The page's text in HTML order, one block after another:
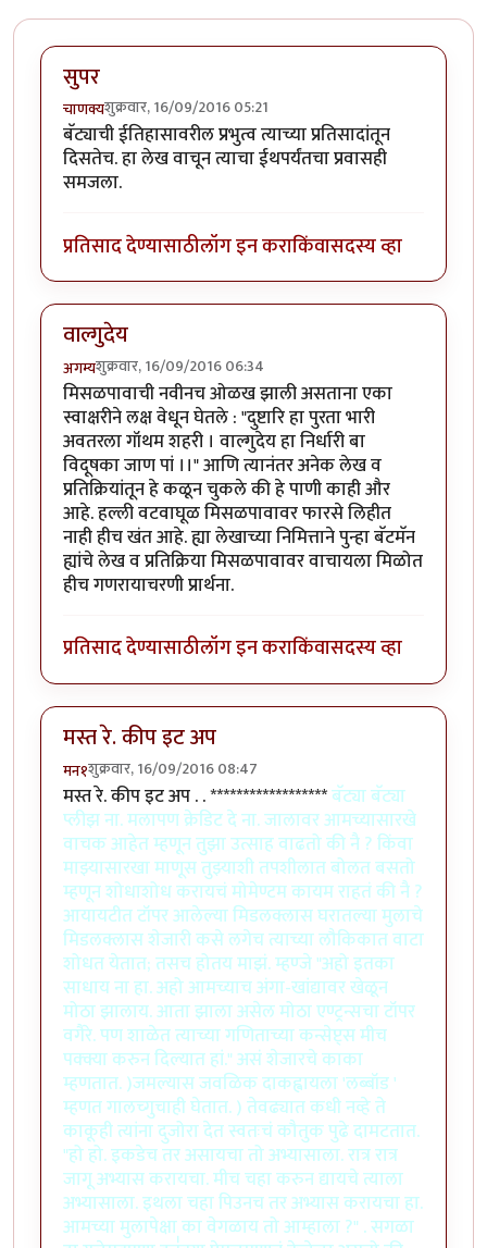
सुपर
चाणक्यशुक्रवार, 16/09/2016 05:21
बॅट्याची ईतिहासावरील प्रभुत्व त्याच्या प्रतिसादांतून
दिसतेच. हा लेख वाचून त्याचा ईथपर्यंतचा प्रवासही
समजला.
प्रतिसाद देण्यासाठीलॉग इन कराकिंवासदस्य व्हा
वाल्गुदेय
अगम्यशुक्रवार, 16/09/2016 06:34
मिसळपावाची नवीनच ओळख झाली असताना एका
स्वाक्षरीने लक्ष वेधून घेतले : "दुष्टारि हा पुरता भारी
अवतरला गॉथम शहरी । वाल्गुदेय हा निर्धारी बा
विदूषका जाण पां ।।" आणि त्यानंतर अनेक लेख व
प्रतिक्रियांतून हे कळून चुकले की हे पाणी काही और
आहे. हल्ली वटवाघूळ मिसळपावावर फारसे लिहीत
नाही हीच खंत आहे. ह्या लेखाच्या निमित्ताने पुन्हा बॅटमॅन
ह्यांचे लेख व प्रतिक्रिया मिसळपावावर वाचायला मिळोत
हीच गणरायाचरणी प्रार्थना.
प्रतिसाद देण्यासाठीलॉग इन कराकिंवासदस्य व्हा
मस्त रे. कीप इट अप
मन१शुक्रवार, 16/09/2016 08:47
मस्त रे. कीप इट अप . . ******************बॅट्या बॅट्या
प्लीझ ना. मलापण क्रेडिट दे ना. जालावर आमच्यासारखे
वाचक आहेत म्हणून तुझा उत्साह वाढतो की नै ? किंवा
माझ्यासारखा माणूस तुझ्याशी तपशीलात बोलत बसतो
म्हणून शोधाशोध करायचं मोमेण्टम कायम राहतं की नै ?
आयायटीत टॉपर आलेल्या मिडलक्लास घरातल्या मुलाचे
मिडलक्लास शेजारी कसे लगेच त्याच्या लौकिकात वाटा
शोधत येतात; तसच होतय माझं. म्हण्जे "अहो इतका
साधाय ना हा. अहो आमच्याच अंगा-खांद्यावर खेळून
मोठा झालाय. आता झाला असेल मोठा एण्ट्रन्सचा टॉपर
वगैरे. पण शाळेत त्याच्या गणिताच्या कन्सेप्ट्स मीच
पक्क्या करुन दिल्यात हां." असं शेजारचे काका
म्हणतात. )जमल्यास जवळिक दाकह्वायला 'लब्बॉड '
म्हणत गालच्गुचाही घेतात. ) तेवढ्यात कधी नव्हे ते
काकूही त्यांना दुजोरा देत स्वतःचं कौतुक पुढे दामटतात.
"हो हो. इकडेच तर असायचा तो अभ्यासाला. रात्र रात्र
जागू अभ्यास करायचा. मीच चहा करुन द्यायचे त्याला
अभ्यासाला. इथला चहा पिउनच तर अभ्यास करायचा हा.
आमच्या मुलापेक्षा का वेगळाय तो आम्हाला ?" . सगळा